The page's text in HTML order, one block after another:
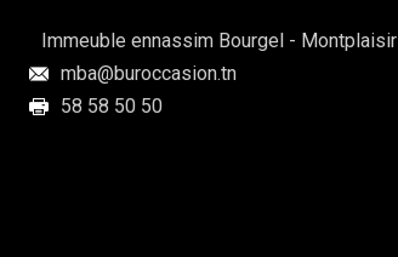
Immeuble ennassim Bourgel - Montplaisir
mba@buroccasion.tn
58 58 50 50